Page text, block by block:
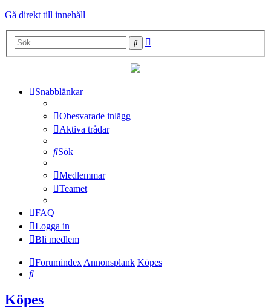
Gå direkt till innehåll
Sök
Snabblänkar
Obesvarade inlägg
Aktiva trådar
Sök
Medlemmar
Teamet
FAQ
Logga in
Bli medlem
Forumindex Annonsplank Köpes
Sök
Köpes